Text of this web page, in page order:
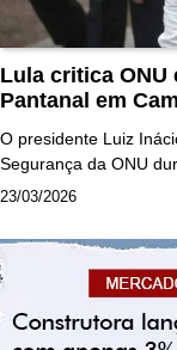
Lula critica ONU
Pantanal em
O presidente Luiz
Segurança da ONU
23/03/2026